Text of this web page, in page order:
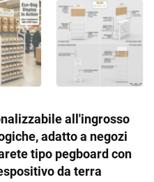
all'ingrosso
adatto a negozi
tipo pegboard con
da terra